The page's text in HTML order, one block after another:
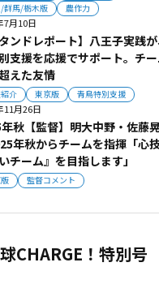
群馬/栃木版
農作力
7月10日
タンドレポート】八王子実践
支援を応援でサポート。チ
えた友情
介 東京版 青鳥特別支援
11月26日
秋【監督】明大中野・佐藤
年秋からチームを指揮「心
いチーム』を目指します」
監督コメント
CHARGE！特別号